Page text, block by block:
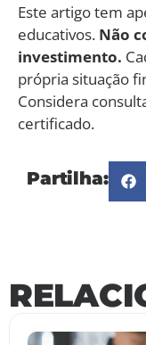
Este artigo tem
educativos. Não
investimento.
própria situação
Considera
certificado.
Partilha: